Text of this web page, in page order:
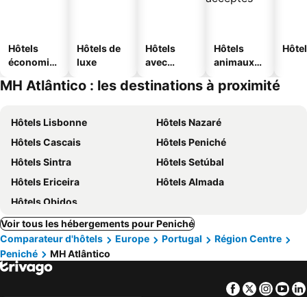
Hôtels
économiq
Hôtels de
luxe
Hôtels
avec
Hôtels
animaux
MH Atlântico : les destinations à proximité
Hôtels Lisbonne
Hôtels Nazaré
Hôtels Cascais
Hôtels Peniché
Hôtels Sintra
Hôtels Setúbal
Hôtels Ericeira
Hôtels Almada
Hôtels Obidos
Voir tous les hébergements pour Peniché
Comparateur d'hôtels
Europe Portugal
Région Centre
Peniché
MH Atlântico
Facebook
Twitter